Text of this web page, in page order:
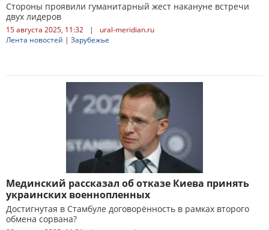
Стороны проявили гуманитарный жест накануне встречи
двух лидеров
15 августа 2025, 11:32 |
ural-meridian.ru
Лента новостей | Зарубежье
Мединский рассказал об отказе Киева принять
украинских военнопленных
Достигнутая в Стамбуле договорённость в рамках второго
обмена сорвана?